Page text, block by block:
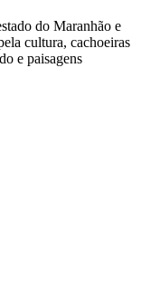
do Maranhão e
cultura, cachoeiras
e paisagens